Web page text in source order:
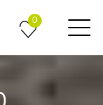
0